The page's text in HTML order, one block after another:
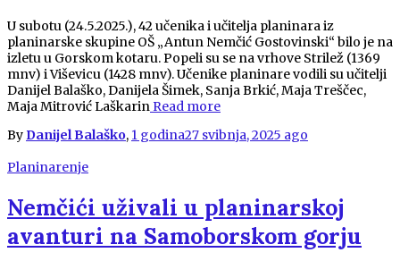
U subotu (24.5.2025.), 42 učenika i učitelja planinara iz
planinarske skupine OŠ „Antun Nemčić Gostovinski“ bilo je na
izletu u Gorskom kotaru. Popeli su se na vrhove Strilež (1369
mnv) i Viševicu (1428 mnv). Učenike planinare vodili su učitelji
Danijel Balaško, Danijela Šimek, Sanja Brkić, Maja Treščec,
Maja Mitrović Laškarin Read more
By Danijel Balaško, 1 godina27 svibnja, 2025 ago
Planinarenje
Nemčići uživali u planinarskoj
avanturi na Samoborskom gorju